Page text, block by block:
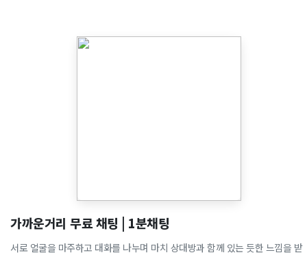
가까운거리 무료 채팅 | 1분채팅
서로 얼굴을 마주하고 대화를 나누며 마치 상대방과 함께 있는 듯한 느낌을 받